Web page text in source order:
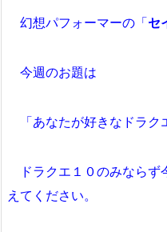
幻想パフォーマーの「セ
今週のお題は
「あなたが好きなドラク
ドラクエ１０のみならず
えてください。